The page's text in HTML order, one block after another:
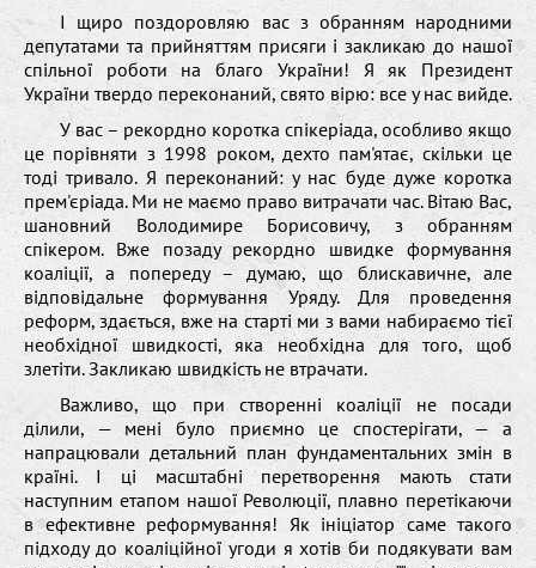
І щиро поздоровляю вас з обранням народними
депутатами та прийняттям присяги і закликаю до нашої
спільної роботи на благо України! Я як Президент
України твердо переконаний, свято вірю: все у нас вийде.
У вас – рекордно коротка спікеріада, особливо якщо
це порівняти з 1998 роком, дехто пам'ятає, скільки це
тоді тривало. Я переконаний: у нас буде дуже коротка
прем'єріада. Ми не маємо право витрачати час. Вітаю Вас,
шановний Володимире Борисовичу, з обранням
спікером. Вже позаду рекордно швидке формування
коаліції, а попереду – думаю, що блискавичне, але
відповідальне формування Уряду. Для проведення
реформ, здається, вже на старті ми з вами набираємо тієї
необхідної швидкості, яка необхідна для того, щоб
злетіти. Закликаю швидкість не втрачати.
Важливо, що при створенні коаліції не посади
ділили, — мені було приємно це спостерігати, — а
напрацювали детальний план фундаментальних змін в
країні. І ці масштабні перетворення мають стати
наступним етапом нашої Революції, плавно перетікаючи
в ефективне реформування! Як ініціатор саме такого
підходу до коаліційної угоди я хотів би подякувати вам